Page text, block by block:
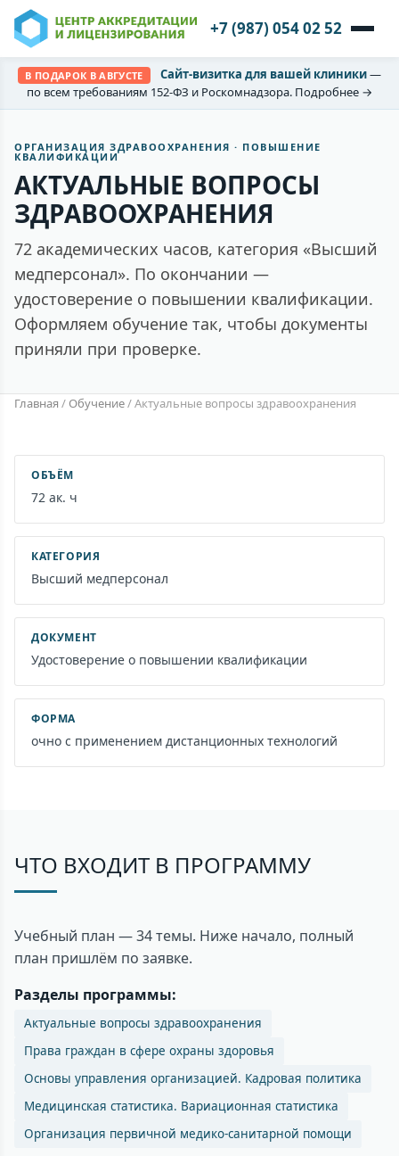
+7 (987) 054 02 52
В ПОДАРОК В АВГУСТЕ Сайт-визитка для вашей клиники—
по всем требованиям 152-ФЗ и Роскомнадзора. Подробнее →
ОРГАНИЗАЦИЯ ЗДРАВООХРАНЕНИЯ · ПОВЫШЕНИЕ
КВАЛИФИКАЦИИ
АКТУАЛЬНЫЕ ВОПРОСЫ
ЗДРАВООХРАНЕНИЯ
72 академических часов, категория «Высший
медперсонал». По окончании —
удостоверение о повышении квалификации.
Оформляем обучение так, чтобы документы
приняли при проверке.
Главная / Обучение/Актуальные вопросы здравоохранения
ОБЪЁМ
72 ак. ч
КАТЕГОРИЯ
Высший медперсонал
ДОКУМЕНТ
Удостоверение о повышении квалификации
ФОРМА
очно с применением дистанционных технологий
ЧТО ВХОДИТ В ПРОГРАММУ
Учебный план — 34 темы. Ниже начало, полный
план пришлём по заявке.
Разделы программы:
Актуальные вопросы здравоохранения
Права граждан в сфере охраны здоровья
Основы управления организацией. Кадровая политика
Медицинская статистика. Вариационная статистика
Организация первичной медико-санитарной помощи